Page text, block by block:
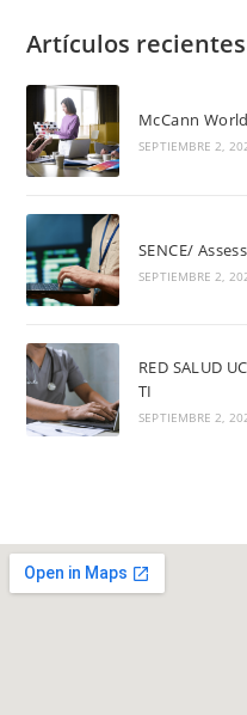
Artículos recientes
McCann
SEPTIEMBRE 2,
SENCE/
SEPTIEMBRE 2,
RED SALUD
TI
SEPTIEMBRE 2,